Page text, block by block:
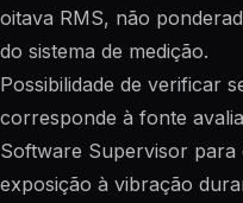
oitava RMS, não
do sistema de medição.
Possibilidade de verificar
corresponde à fonte
Software Supervisor para
exposição à vibração